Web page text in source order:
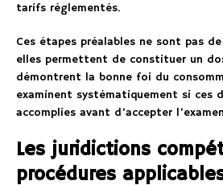
tarifs réglementés.
Ces étapes préalables ne sont pas
elles permettent de constituer un
démontrent la bonne foi du
examinent systématiquement si ces
accomplies avant d’accepter
Les juridictions
procédures